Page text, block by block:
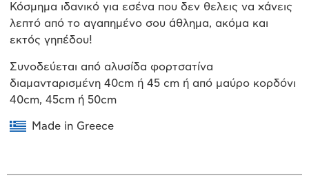
Κόσμημα ιδανικό για εσένα που δεν θελεις να χάνεις
λεπτό από το αγαπημένο σου άθλημα, ακόμα και
εκτός γηπέδου!
Συνοδεύεται από αλυσίδα φορτσατίνα
διαμανταρισμένη 40cm ή 45 cm ή από μαύρο κορδόνι
40cm, 45cm ή 50cm
Made in Greece